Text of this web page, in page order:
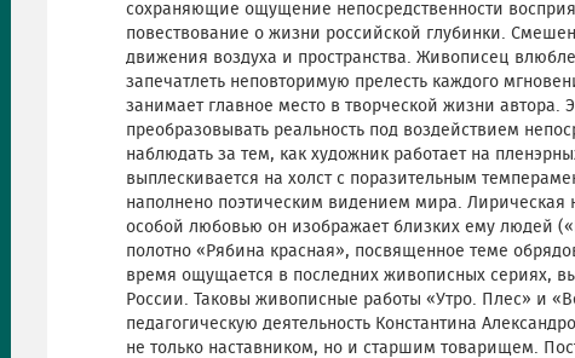
сохраняющие ощущение непосредственности
повествование о жизни российской глубинки.
движения воздуха и пространства. Живописец
запечатлеть неповторимую прелесть каждого
занимает главное место в творческой жизни автора.
преобразовывать реальность под воздействием
наблюдать за тем, как художник работает на
выплескивается на холст с поразительным
наполнено поэтическим видением мира. Лирическая
особой любовью он изображает близких ему людей
полотно «Рябина красная», посвященное теме
время ощущается в последних живописных сериях,
России. Таковы живописные работы «Утро. Плес» и
педагогическую деятельность Константина
не только наставником, но и старшим товарищем.